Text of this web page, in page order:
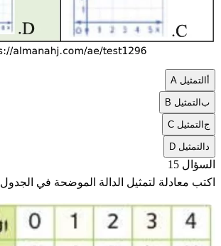
التمثيل A
بالتمثيل B
جالتمثيل C
التمثيل D
السؤال 15
اكتب معادلة لتمثيل الدالة الموضحة في الجدول: